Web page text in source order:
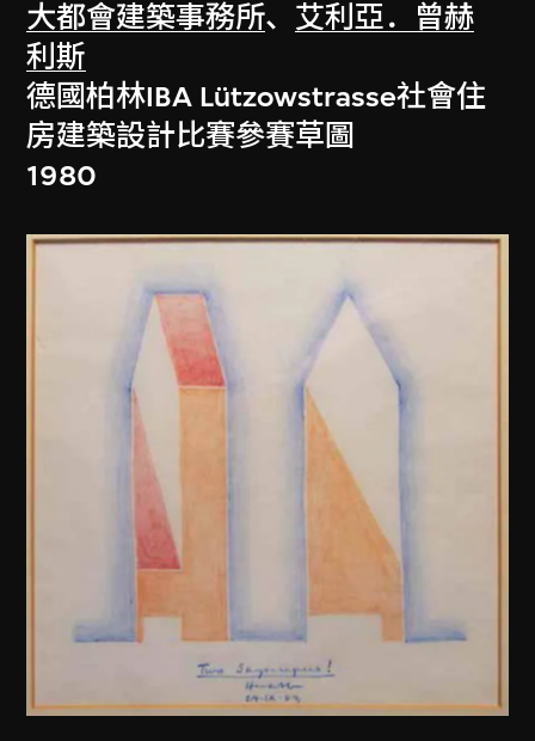
大都會建築事務所、 艾利亞．曾赫
利斯
德國柏林IBA Lützowstrasse社會住
房建築設計比賽參賽草圖
1980